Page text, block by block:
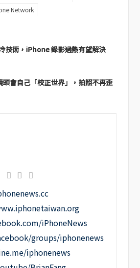
Network
技術，iPhone 錄影過熱有望解決
會自己「校正世界」，拍照不再歪
iPhoneNews
groups/iphonenews
iphonenews